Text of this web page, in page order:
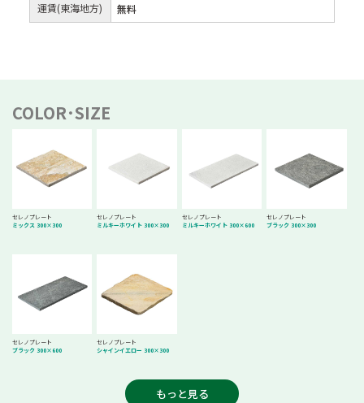
運賃(東海地方)
無料
COLOR･SIZE
セレノプレート
ミックス 300×300
セレノプレート
ミルキーホワイト 300×300
セレノプレート
ミルキーホワイト 300×600
セレノプレート
ブラック 300×300
セレノプレート
ブラック 300×600
セレノプレート
シャインイエロー 300×300
もっと見る